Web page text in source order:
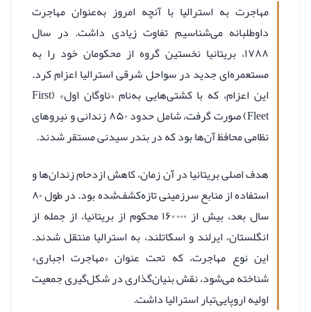
مهاجرت به استرالیا با آنچه امروز به‌عنوان مهاجرت
داوطلبانه می‌شناسیم تفاوت زیادی داشت. در سال
۱۷۸۸، بریتانیا نخستین گروه از محکومان خود را به
مستعمره‌ای جدید در سواحل شرقی استرالیا اعزام کرد.
این اعزام، که با کشتی‌هایی به‌نام «ناوگان اول» (First
Fleet) صورت گرفت، شامل حدود ۸۵۰ زندانی و نیروهای
نظامی محافظ آن‌ها بود که در بندر سیدنی مستقر شدند.
هدف اصلی بریتانیا در آن زمان، کاهش ازدحام زندان‌ها و
استفاده از منابع سرزمینی تازه‌کشف‌شده بود. در طول ۸۰
سال بعد، بیش از ۱۶۰٬۰۰۰ محکوم از بریتانیا، از جمله از
انگلستان، ایرلند و اسکاتلند، به استرالیا منتقل شدند.
این نوع مهاجرت، که تحت عنوان «مهاجرت اجباری»
شناخته می‌شود، نقش بنیان‌گذاری در شکل‌گیری جمعیت
اولیه اروپایی‌تبار استرالیا داشت.